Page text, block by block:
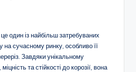
один із найбільш затребуваних
на сучасному ринку, особливо її
Завдяки унікальному
та стійкості до корозії, вона